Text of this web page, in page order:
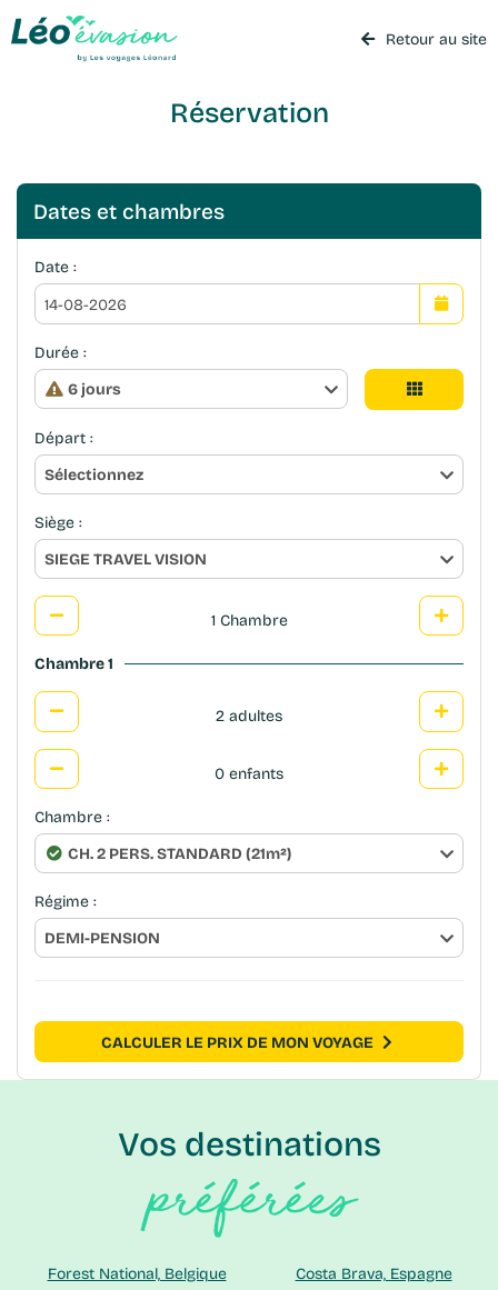
Retour au site
Réservation
Dates et chambres
Date :
Durée :
6 jours
Départ :
Sélectionnez
Siège :
SIEGE TRAVEL VISION
1 Chambre
Chambre 1
2 adultes
0 enfants
Chambre :
CH. 2 PERS. STANDARD (21m²)
Régime :
DEMI-PENSION
CALCULER LE PRIX DE MON VOYAGE
Vos destinations
préférées
Forest National, Belgique
Costa Brava, Espagne